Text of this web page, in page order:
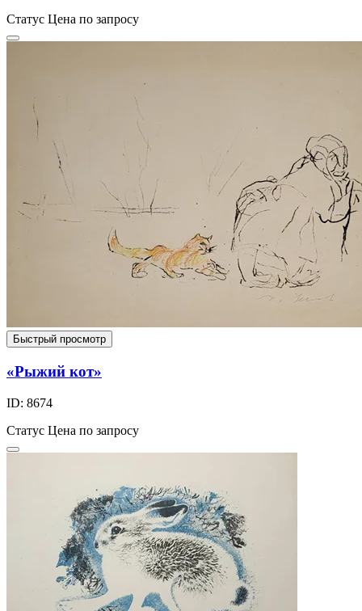
Статус Цена по запросу
Быстрый просмотр
«Рыжий кот»
ID: 8674
Статус Цена по запросу